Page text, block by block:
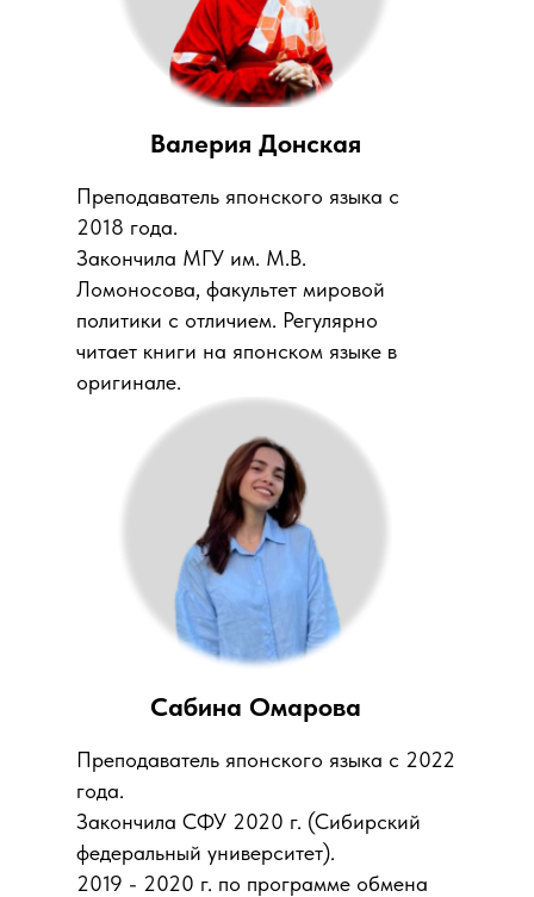
Валерия Донская
Преподаватель японского языка с
2018 года.
Закончила МГУ им. М.В.
Ломоносова, факультет мировой
политики с отличием. Регулярно
читает книги на японском языке в
оригинале.
Сабина Омарова
Преподаватель японского языка с 2022
года.
Закончила СФУ 2020 г. (Сибирский
федеральный университет).
2019 - 2020 г. по программе обмена